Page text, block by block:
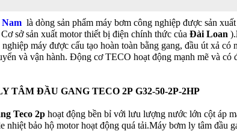
Nam là dòng sản phẩm máy bơm công nghiệp được sản
sở sản xuất motor thiết bị điện chính thức của Đài Loan ).
máy được cấu tạo hoàn toàn bằng gang, đầu út xả có
và vận hành. Động cơ TECO hoạt động mạnh mẽ và có
TÂM ĐẦU GANG TECO 2P G32-50-2P-2HP
Teco 2p hoạt động bền bỉ với lưu lượng nước lớn cột áp
nhiệt bảo hộ motor hoạt động quá tải.Máy bơm ly tâm đầu